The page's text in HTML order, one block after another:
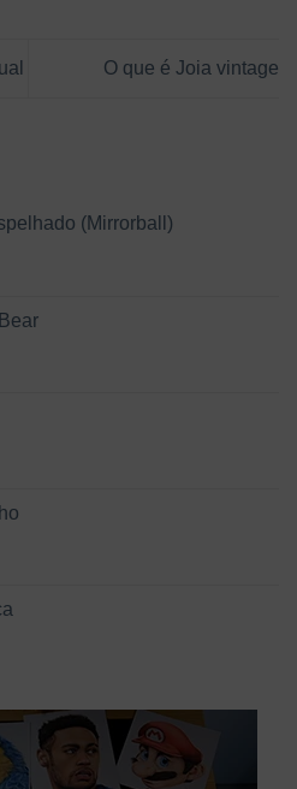
O que é Joia vintage
(Mirrorball)